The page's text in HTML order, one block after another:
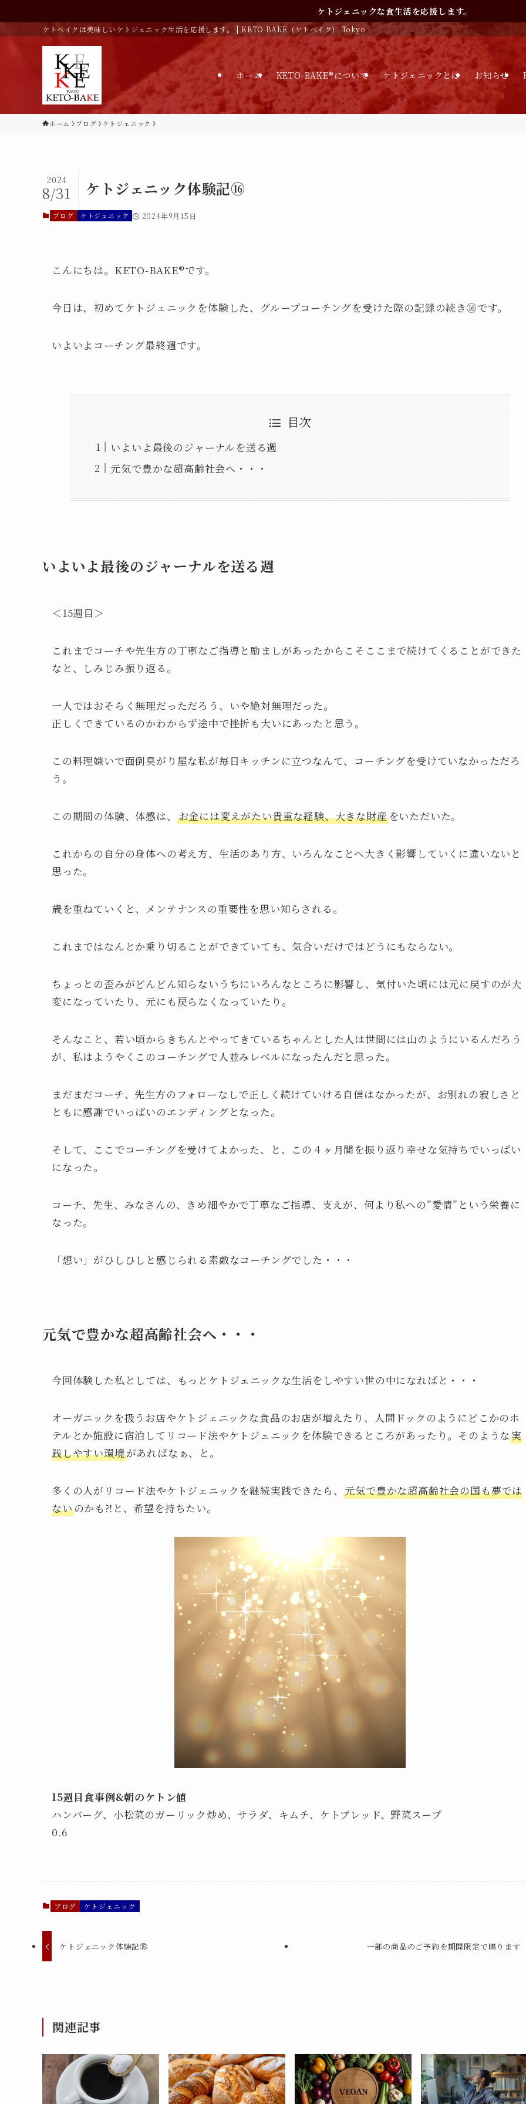
ケトジェニックな食生活を応援します。
ケトベイクは美味しいケトジェニック生活を応援します。 | KETO-BAKE（ケトベイク） Tokyo
ホーム KETO-BAKE®︎について ケトジェニックとは お知らせ
ホーム ブログ ケトジェニック
ケトジェニック体験記⑯
2024
8/31
ブログ ケトジェニック 2024年9月15日
こんにちは。KETO-BAKE®︎です。
今日は、初めてケトジェニックを体験した、グループコーチングを受けた際の記録の続き⑯です。
いよいよコーチング最終週です。
目次
いよいよ最後のジャーナルを送る週
元気で豊かな超高齢社会へ・・・
いよいよ最後のジャーナルを送る週
＜15週目＞
これまでコーチや先生方の丁寧なご指導と励ましがあったからこそここまで続けてくることができた
なと、しみじみ振り返る。
一人ではおそらく無理だっただろう、いや絶対無理だった。
正しくできているのかわからず途中で挫折も大いにあったと思う。
この料理嫌いで面倒臭がり屋な私が毎日キッチンに立つなんて、コーチングを受けていなかっただろ
う。
この期間の体験、体感は、 お金には変えがたい貴重な経験、大きな財産をいただいた。
これからの自分の身体への考え方、生活のあり方、いろんなことへ大きく影響していくに違いないと
思った。
歳を重ねていくと、メンテナンスの重要性を思い知らされる。
これまではなんとか乗り切ることができていても、気合いだけではどうにもならない。
ちょっとの歪みがどんどん知らないうちにいろんなところに影響し、気付いた頃には元に戻すのが大
変になっていたり、元にも戻らなくなっていたり。
そんなこと、若い頃からきちんとやってきているちゃんとした人は世間には山のようにいるんだろう
が、私はようやくこのコーチングで人並みレベルになったんだと思った。
まだまだコーチ、先生方のフォローなしで正しく続けていける自信はなかったが、お別れの寂しさと
ともに感謝でいっぱいのエンディングとなった。
そして、ここでコーチングを受けてよかった、と、この４ヶ月間を振り返り幸せな気持ちでいっぱい
になった。
コーチ、先生、みなさんの、きめ細やかで丁寧なご指導、支えが、何より私への”愛情”という栄養に
なった。
「想い」がひしひしと感じられる素敵なコーチングでした・・・
元気で豊かな超高齢社会へ・・・
今回体験した私としては、もっとケトジェニックな生活をしやすい世の中になればと・・・
オーガニックを扱うお店やケトジェニックな食品のお店が増えたり、人間ドックのようにどこかのホ
テルとか施設に宿泊してリコード法やケトジェニックを体験できるところがあったり。そのような実
践しやすい環境があればなぁ、と。
多くの人がリコード法やケトジェニックを継続実践できたら、元気で豊かな超高齢社会の国も夢では
ないのかも⁈と、希望を持ちたい。
15週目食事例&朝のケトン値
ハンバーグ、小松菜のガーリック炒め、サラダ、キムチ、ケトブレッド、野菜スープ
0.6
ブログ ケトジェニック
ケトジェニック体験記⑮ 一部の商品のご予約を期間限定で賜ります
関連記事